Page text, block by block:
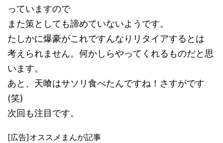
っていますので
また策としても諦めていないようです。
たしかに爆豪がこれですんなりリタイアするとは
考えられません。何かしらやってくれるものだと思
います。
あと、天喰はサソリ食べたんですね！さすがです
(笑)
次回も注目です。
[広告]オススメまんが記事